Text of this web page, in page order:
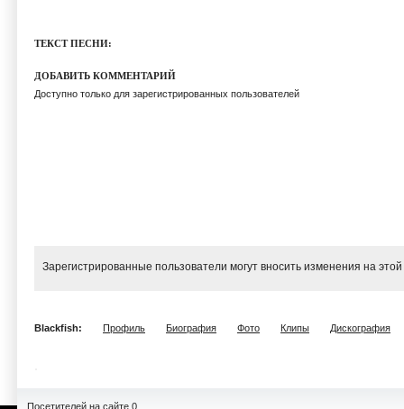
ТЕКСТ ПЕСНИ:
ДОБАВИТЬ КОММЕНТАРИЙ
Доступно только для зарегистрированных пользователей
Зарегистрированные пользователи могут вносить изменения на
Blackfish: Профиль Биография Фото Клипы Дискография
Посетителей на сайте 0